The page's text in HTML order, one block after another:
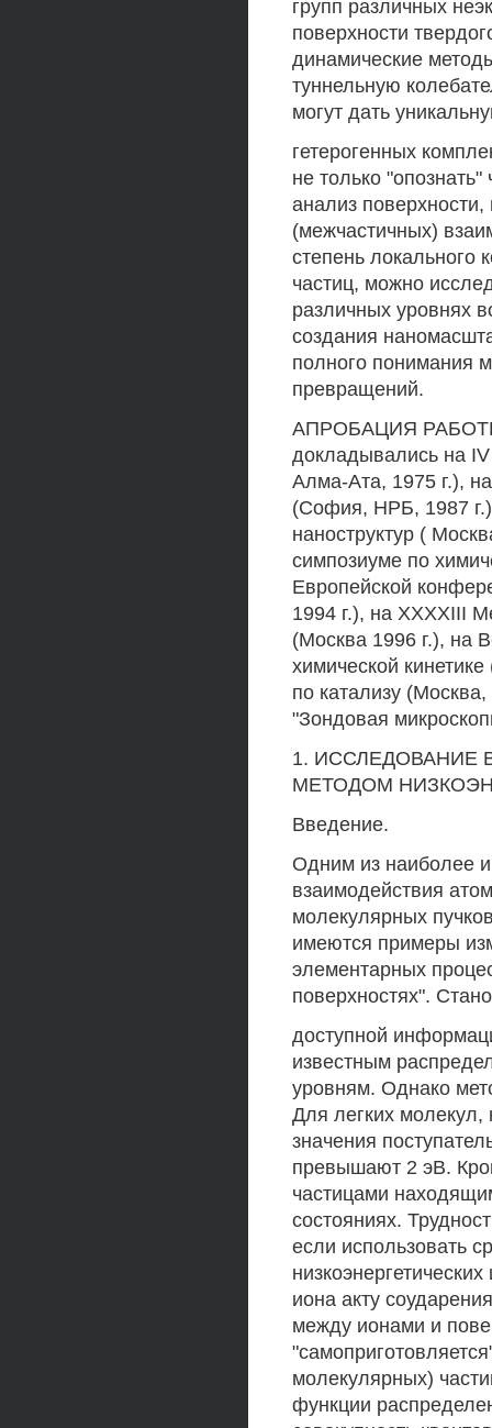
групп различных
поверхности
динамические
туннельную
могут дать
гетерогенных
не только
анализ
(межчастичных)
степень локального
частиц, можно
различных уровнях
создания
полного понимания
превращений.
АПРОБАЦИЯ РАБОТЫ
докладывались на IV
Алма-Ата, 1975 г.),
(София, НРБ, 1987
наноструктур (
симпозиуме по
Европейской
1994 г.), на XXXXIII
(Москва 1996 г.), на
химической
по катализу
"Зондовая
1. ИССЛЕДОВАНИЕ
МЕТОДОМ
Введение.
Одним из наиболее
взаимодействия
молекулярных
имеются примеры
элементарных
поверхностях".
доступной
известным
уровням. Однако
Для легких
значения
превышают 2 эВ.
частицами
состояниях.
если использовать
иона акту
между ионами и
молекулярных)
функции